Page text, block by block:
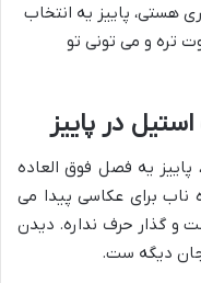
هستی، پاییز یه انتخاب
تره و می تونی تو
در پاییز
یه فصل فوق العاده
برای عکاسی پیدا می
و گذار حرف نداره. دیدن
دیگه ست.